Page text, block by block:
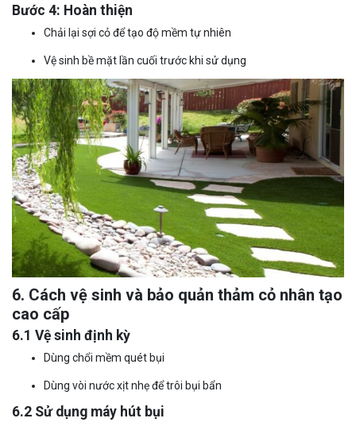
Bước 4: Hoàn thiện
Chải lại sợi cỏ để tạo độ mềm tự nhiên
Vệ sinh bề mặt lần cuối trước khi sử dụng
6. Cách vệ sinh và bảo quản thảm cỏ nhân tạo
cao cấp
6.1 Vệ sinh định kỳ
Dùng chổi mềm quét bụi
Dùng vòi nước xịt nhẹ để trôi bụi bẩn
6.2 Sử dụng máy hút bụi